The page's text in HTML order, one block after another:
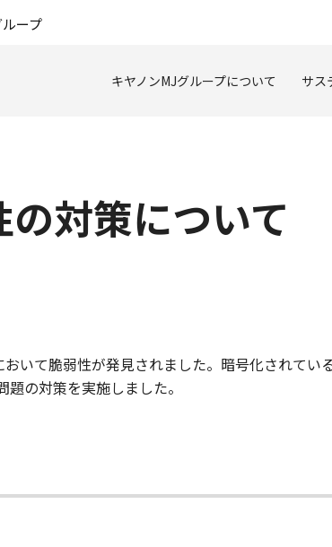
ープ
キヤノンMJグループについて サス
対策について
いて脆弱性が発見されました。暗号化されて
の対策を実施しました。